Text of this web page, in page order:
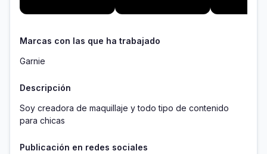
Marcas con las que ha trabajado
Garnie
Descripción
Soy creadora de maquillaje y todo tipo de contenido
para chicas
Publicación en redes sociales